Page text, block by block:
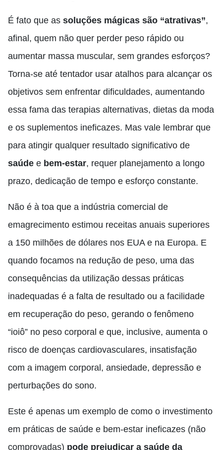
É fato que as soluções mágicas são “atrativas”,
afinal, quem não quer perder peso rápido ou
aumentar massa muscular, sem grandes esforços?
Torna-se até tentador usar atalhos para alcançar os
objetivos sem enfrentar dificuldades, aumentando
essa fama das terapias alternativas, dietas da moda
e os suplementos ineficazes. Mas vale lembrar que
para atingir qualquer resultado significativo de
saúde e bem-estar, requer planejamento a longo
prazo, dedicação de tempo e esforço constante.
Não é à toa que a indústria comercial de
emagrecimento estimou receitas anuais superiores
a 150 milhões de dólares nos EUA e na Europa. E
quando focamos na redução de peso, uma das
consequências da utilização dessas práticas
inadequadas é a falta de resultado ou a facilidade
em recuperação do peso, gerando o fenômeno
“ioiô” no peso corporal e que, inclusive, aumenta o
risco de doenças cardiovasculares, insatisfação
com a imagem corporal, ansiedade, depressão e
perturbações do sono.
Este é apenas um exemplo de como o investimento
em práticas de saúde e bem-estar ineficazes (não
comprovadas) pode prejudicar a saúde da